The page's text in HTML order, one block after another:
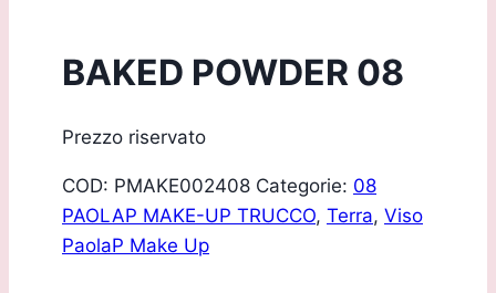
BAKED POWDER 08
Prezzo riservato
COD: PMAKE002408 Categorie: 08
PAOLAP MAKE-UP TRUCCO, Terra, Viso
PaolaP Make Up